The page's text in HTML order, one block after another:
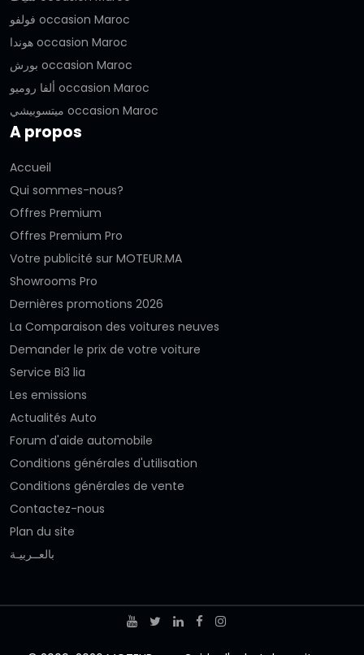
فولفو occasion Maroc
هوندا occasion Maroc
بورش occasion Maroc
ألفا روميو occasion Maroc
ميتسوبيشي occasion Maroc
A propos
Accueil
Qui sommes-nous?
Offres Premium
Offres Premium Pro
Votre publicité sur MOTEUR.MA
Showrooms Pro
Dernières promotions 2026
La Comparaison des voitures neuves
Demander le prix de votre voiture
Service Bi3 lia
Les emissions
Actualités Auto
Forum d'aide automobile
Conditions générales d'utilisation
Conditions générales de vente
Contactez-nous
Plan du site
بالعــربيـة